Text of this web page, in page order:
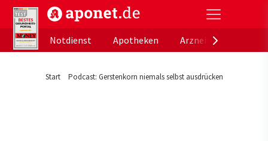
aponet.de - Das offizielle Gesundheitsportal der
Notdienst
Apotheken
Start Podcast: Gerstenkorn niemals selbst ausdrücken!